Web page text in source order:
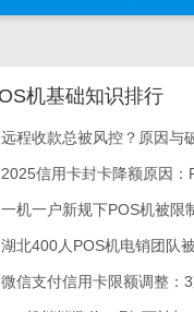
机基础知识排行
远程收款总被风控？原因与破解方法全解析！
2025信用卡封卡降额原因：POS机一机一户下
一机一户新规下POS机被限制？云闪付注销
湖北400人POS机电销团队被端！今年多
微信支付信用卡限额调整：3家银行取消5万